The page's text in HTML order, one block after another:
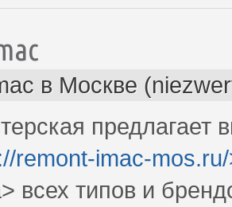
в Москве
предлагает
remont-imac-
всех типов и